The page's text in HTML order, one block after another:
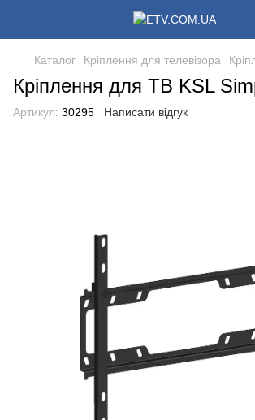
Каталог Кріплення для телевізора
Кріплення для ТВ KSL
Артикул: 30295 Написати відгук